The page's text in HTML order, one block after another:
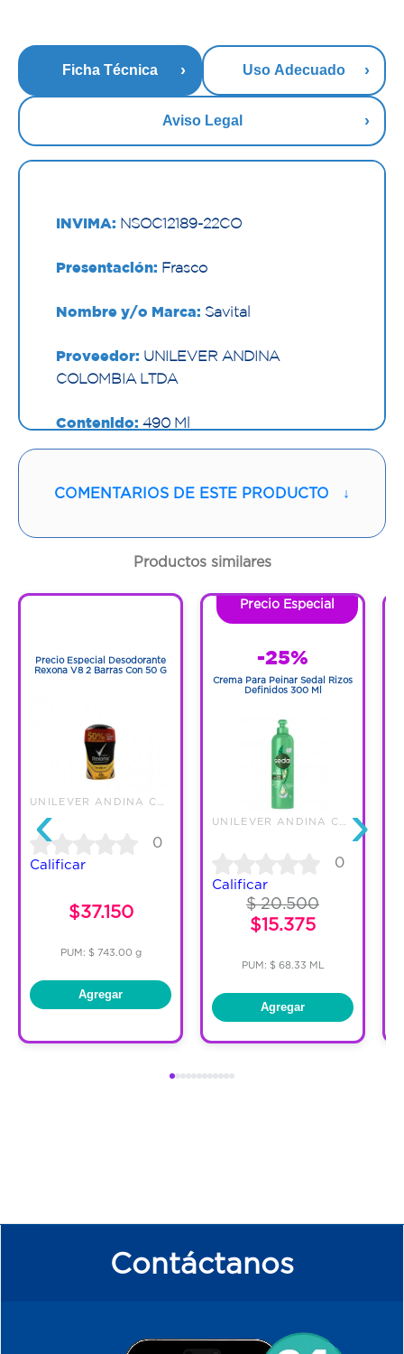
Ficha Técnica Uso Adecuado
Aviso Legal
INVIMA: NSOC12189-22CO
Presentación: Frasco
Nombre y/o Marca: Savital
Proveedor: UNILEVER ANDINA
COLOMBIA LTDA
Contenido: 490 Ml
COMENTARIOS DE ESTE PRODUCTO ↓
Productos similares
‹
Precio Especial Desodorante
Rexona V8 2 Barras Con 50 G
0
Calificar
$37.150
PUM: $ 743.00 g
Agregar
Precio Especial
-25%
Crema Para Peinar Sedal Rizos
Definidos 300 Ml
0
Calificar
$ 20.500
$15.375
PUM: $ 68.33 ML
Agregar
›
Contáctanos